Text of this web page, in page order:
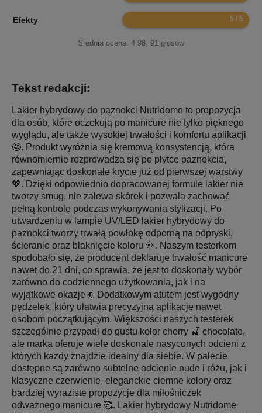
Efekty 10
Średnia ocena: 4.98, 91 głosów
Tekst redakcji:
Lakier hybrydowy do paznokci Nutridome to propozycja
dla osób, które oczekują po manicure nie tylko pięknego
wyglądu, ale także wysokiej trwałości i komfortu aplikacji
🤩. Produkt wyróżnia się kremową konsystencją, która
równomiernie rozprowadza się po płytce paznokcia,
zapewniając doskonałe krycie już od pierwszej warstwy
💖. Dzięki odpowiednio dopracowanej formule lakier nie
tworzy smug, nie zalewa skórek i pozwala zachować
pełną kontrolę podczas wykonywania stylizacji. Po
utwardzeniu w lampie UV/LED lakier hybrydowy do
paznokci tworzy trwałą powłokę odporną na odpryski,
ścieranie oraz blaknięcie koloru 🌞. Naszym testerkom
spodobało się, że producent deklaruje trwałość manicure
nawet do 21 dni, co sprawia, że jest to doskonały wybór
zarówno do codziennego użytkowania, jak i na
wyjątkowe okazje 💃. Dodatkowym atutem jest wygodny
pędzelek, który ułatwia precyzyjną aplikację nawet
osobom początkującym. Większości naszych testerek
szczególnie przypadł do gustu kolor cherry 🍒 chocolate,
ale marka oferuje wiele doskonale nasyconych odcieni z
których każdy znajdzie idealny dla siebie. W palecie
dostępne są zarówno subtelne odcienie nude i różu, jak i
klasyczne czerwienie, eleganckie ciemne kolory oraz
bardziej wyraziste propozycje dla miłośniczek
odważnego manicure 🥰. Lakier hybrydowy Nutridome